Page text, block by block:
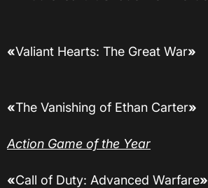
«Valiant Hearts: The Great War»
«The Vanishing of Ethan Carter»
Action Game of the Year
«Call of Duty: Advanced Warfare»